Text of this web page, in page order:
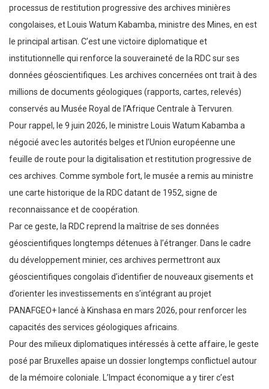
processus de restitution progressive des archives minières
congolaises, et Louis Watum Kabamba, ministre des Mines, en est
le principal artisan. C’est une victoire diplomatique et
institutionnelle qui renforce la souveraineté de la RDC sur ses
données géoscientifiques. Les archives concernées ont trait à des
millions de documents géologiques (rapports, cartes, relevés)
conservés au Musée Royal de l’Afrique Centrale à Tervuren.
Pour rappel, le 9 juin 2026, le ministre Louis Watum Kabamba a
négocié avec les autorités belges et l’Union européenne une
feuille de route pour la digitalisation et restitution progressive de
ces archives. Comme symbole fort, le musée a remis au ministre
une carte historique de la RDC datant de 1952, signe de
reconnaissance et de coopération.
Par ce geste, la RDC reprend la maîtrise de ses données
géoscientifiques longtemps détenues à l’étranger. Dans le cadre
du développement minier, ces archives permettront aux
géoscientifiques congolais d’identifier de nouveaux gisements et
d’orienter les investissements en s’intégrant au projet
PANAFGEO+ lancé à Kinshasa en mars 2026, pour renforcer les
capacités des services géologiques africains.
Pour des milieux diplomatiques intéressés à cette affaire, le geste
posé par Bruxelles apaise un dossier longtemps conflictuel autour
de la mémoire coloniale. L’Impact économique a y tirer c’est